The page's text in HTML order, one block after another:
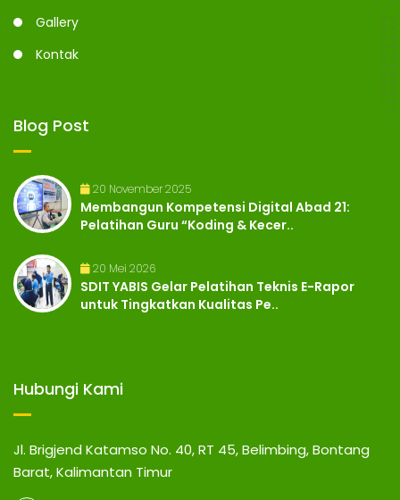
Gallery
Kontak
Blog Post
20 November 2025
Membangun Kompetensi Digital Abad 21:
Pelatihan Guru “Koding & Kecer..
20 Mei 2026
SDIT YABIS Gelar Pelatihan Teknis E-Rapor
untuk Tingkatkan Kualitas Pe..
Hubungi Kami
Jl. Brigjend Katamso No. 40, RT 45, Belimbing, Bontang
Barat, Kalimantan Timur